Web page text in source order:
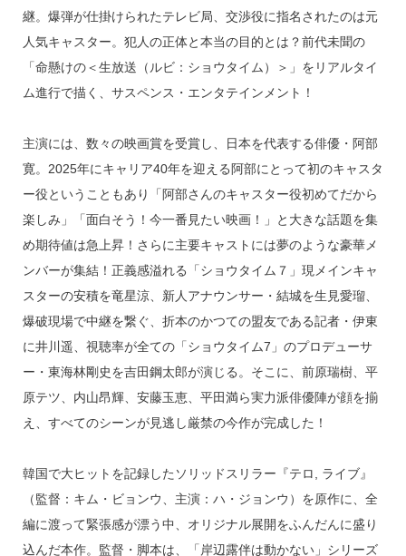
継。爆弾が仕掛けられたテレビ局、交渉役に指名されたのは元
人気キャスター。犯人の正体と本当の目的とは？前代未聞の
「命懸けの＜生放送（ルビ：ショウタイム）＞」をリアルタイ
ム進行で描く、サスペンス・エンタテインメント！
主演には、数々の映画賞を受賞し、日本を代表する俳優・阿部
寛。2025年にキャリア40年を迎える阿部にとって初のキャスタ
ー役ということもあり「阿部さんのキャスター役初めてだから
楽しみ」「面白そう！今一番見たい映画！」と大きな話題を集
め期待値は急上昇！さらに主要キャストには夢のような豪華メ
ンバーが集結！正義感溢れる「ショウタイム７」現メインキャ
スターの安積を竜星涼、新人アナウンサー・結城を生見愛瑠、
爆破現場で中継を繋ぐ、折本のかつての盟友である記者・伊東
に井川遥、視聴率が全ての「ショウタイム7」のプロデューサ
ー・東海林剛史を吉田鋼太郎が演じる。そこに、前原瑞樹、平
原テツ、内山昂輝、安藤玉恵、平田満ら実力派俳優陣が顔を揃
え、すべてのシーンが見逃し厳禁の今作が完成した！
韓国で大ヒットを記録したソリッドスリラー『テロ, ライブ』
（監督：キム・ビョンウ、主演：ハ・ジョンウ）を原作に、全
編に渡って緊張感が漂う中、オリジナル展開をふんだんに盛り
込んだ本作。監督・脚本は、「岸辺露伴は動かない」シリーズ